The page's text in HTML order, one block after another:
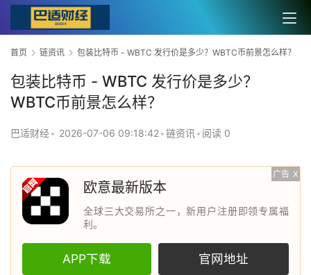
首页 链资讯 包装比特币 - WBTC 发行价是多少？WBTC币前景怎么样？
包装比特币 - WBTC 发行价是多少？
WBTC币前景怎么样？
巴适财经• 2026-07-06 09:18:42•链资讯 • 阅读 0
广告 X
欧意最新版本
全球三大交易所之一，新用户注册即领专属福
利。
APP下载 官网地址